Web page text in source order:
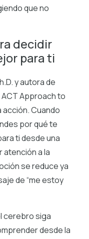
que no
decidir
para ti
y autora de
Approach to
Cuando
por qué te
ti desde una
atención a la
se reduce ya
de “me estoy
cerebro siga
desde la